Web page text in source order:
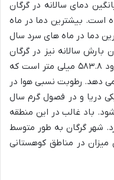
دمای سالانه در گرگان
شده است. بیشترین دما در ماه
دما در ماه های سرد سال
سالانه نیز در گرگان
قابل توجه است و به طور میانگین حدود ۵۸۳.۸ میلی متر است که
دهد. رطوبت نسبی هوا در
دریا و در فصول گرم سال
باد غالب در این منطقه
شهر گرگان به طور متوسط
میزان در مناطق کوهستانی